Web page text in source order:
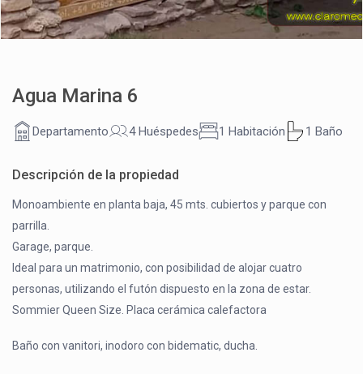
Agua Marina 6
Departamento 4 Huéspedes 1 Habitación 1 Baño
Descripción de la propiedad
Monoambiente en planta baja, 45 mts. cubiertos y parque con
parrilla.
Garage, parque.
Ideal para un matrimonio, con posibilidad de alojar cuatro
personas, utilizando el futón dispuesto en la zona de estar.
Sommier Queen Size. Placa cerámica calefactora
Baño con vanitori, inodoro con bidematic, ducha.